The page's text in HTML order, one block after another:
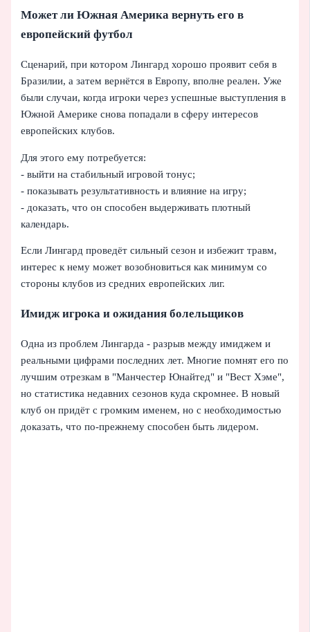
Может ли Южная Америка вернуть его в
европейский футбол
Сценарий, при котором Лингард хорошо проявит себя в
Бразилии, а затем вернётся в Европу, вполне реален. Уже
были случаи, когда игроки через успешные выступления в
Южной Америке снова попадали в сферу интересов
европейских клубов.
Для этого ему потребуется:
- выйти на стабильный игровой тонус;
- показывать результативность и влияние на игру;
- доказать, что он способен выдерживать плотный
календарь.
Если Лингард проведёт сильный сезон и избежит травм,
интерес к нему может возобновиться как минимум со
стороны клубов из средних европейских лиг.
Имидж игрока и ожидания болельщиков
Одна из проблем Лингарда - разрыв между имиджем и
реальными цифрами последних лет. Многие помнят его по
лучшим отрезкам в "Манчестер Юнайтед" и "Вест Хэме",
но статистика недавних сезонов куда скромнее. В новый
клуб он придёт с громким именем, но с необходимостью
доказать, что по-прежнему способен быть лидером.